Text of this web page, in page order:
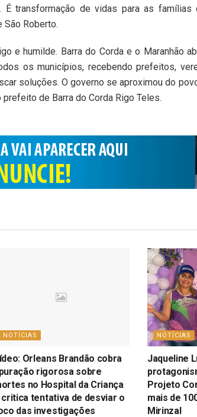
transformação de vidas para as famílias
São Roberto.
e humilde. Barra do Corda e o Maranhão
os municípios, recebendo prefeitos,
soluções. O governo se aproximou do
de Barra do Corda Rigo Teles.
NOTÍCIAS
Orleans Brandão cobra
rigorosa sobre
no Hospital da Criança
critica tentativa de desviar o
das investigações
NOTÍCIAS
Jaqueline
Projeto
mais de
Mirinzal